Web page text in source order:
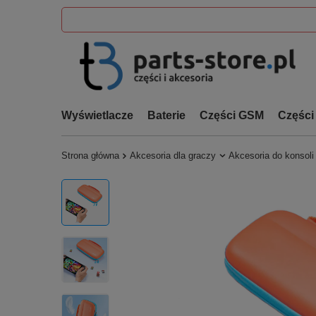
Wyświetlacze Baterie Części GSM
Strona główna Akcesoria dla graczy Akcesoria do